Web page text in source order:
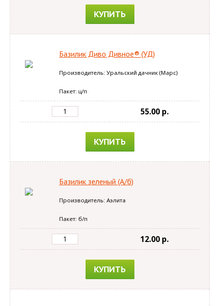
КУПИТЬ
Базилик Диво Дивное® (УД)
Производитель: Уральский дачник (Марс)
Пакет: ц/п
55.00 p.
КУПИТЬ
Базилик зеленый (А/б)
Производитель: Аэлита
Пакет: б/п
12.00 p.
КУПИТЬ